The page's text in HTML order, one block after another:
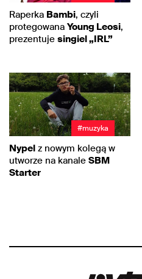
Raperka Bambi, czyli
protegowana Young Leosi,
prezentuje singiel „IRL”
#muzyka
Nypel z nowym kolegą w
utworze na kanale SBM
Starter